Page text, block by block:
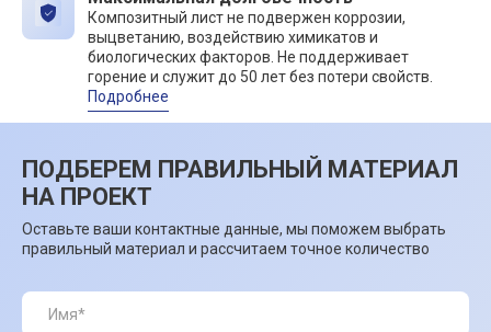
Композитный лист не подвержен коррозии,
выцветанию, воздействию химикатов и
биологических факторов. Не поддерживает
горение и служит до 50 лет без потери свойств.
Подробнее
ПОДБЕРЕМ ПРАВИЛЬНЫЙ МАТЕРИАЛ
НА ПРОЕКТ
Оставьте ваши контактные данные, мы поможем выбрать
правильный материал и рассчитаем точное количество